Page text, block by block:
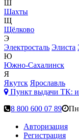
Ш
Шахты
Щ
Щёлково
Э
Электросталь Элиста
Ю
Южно-Сахалинск
Я
Якутск Ярославль
Пункт выдачи ТК:
8 800 600 07 89
Пн
Авторизация
Регистрация